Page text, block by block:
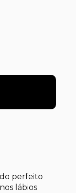
perfeito
lábios